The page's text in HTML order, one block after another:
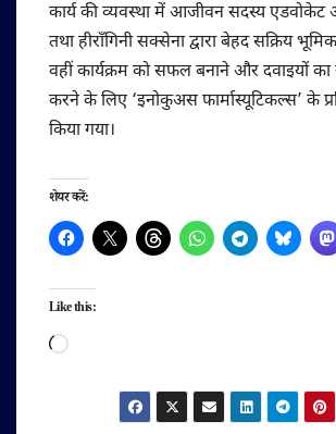
कार्य की व्यवस्था में आजीवन सदस्य एडवोकेट
तथा हीराँगिनी सक्सेना द्वारा बेहद सक्रिय
वहीं कार्यक्रम को सफल बनाने और दवाइयों का
करने के लिए ‘इनोकुअस फार्मास्यूटिकल्स’ के
किया गया।
शेयर करें:
Like this:
Loading…